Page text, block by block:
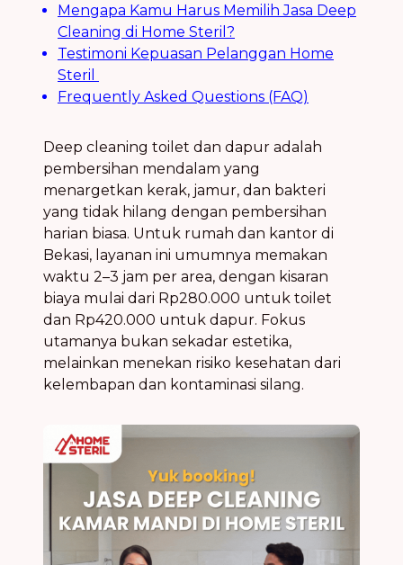
Mengapa Kamu Harus Memilih Jasa Deep
Cleaning di Home Steril?
Testimoni Kepuasan Pelanggan Home
Steril
Frequently Asked Questions (FAQ)
Deep cleaning toilet dan dapur adalah
pembersihan mendalam yang
menargetkan kerak, jamur, dan bakteri
yang tidak hilang dengan pembersihan
harian biasa. Untuk rumah dan kantor di
Bekasi, layanan ini umumnya memakan
waktu 2–3 jam per area, dengan kisaran
biaya mulai dari Rp280.000 untuk toilet
dan Rp420.000 untuk dapur. Fokus
utamanya bukan sekadar estetika,
melainkan menekan risiko kesehatan dari
kelembapan dan kontaminasi silang.